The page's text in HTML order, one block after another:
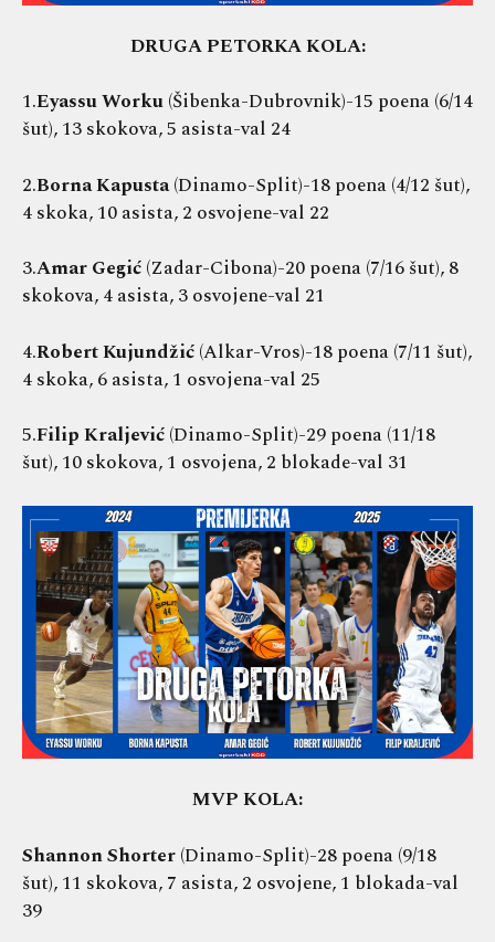
DRUGA PETORKA KOLA:
1.Eyassu Worku(Šibenka-Dubrovnik)-15 poena (6/14
šut), 13 skokova, 5 asista-val 24
2.Borna Kapusta(Dinamo-Split)-18 poena (4/12 šut),
4 skoka, 10 asista, 2 osvojene-val 22
3.Amar Gegić(Zadar-Cibona)-20 poena (7/16 šut), 8
skokova, 4 asista, 3 osvojene-val 21
4.Robert Kujundžić(Alkar-Vros)-18 poena (7/11 šut),
4 skoka, 6 asista, 1 osvojena-val 25
5.Filip Kraljević(Dinamo-Split)-29 poena (11/18
šut), 10 skokova, 1 osvojena, 2 blokade-val 31
MVP KOLA:
Shannon Shorter(Dinamo-Split)-28 poena (9/18
šut), 11 skokova, 7 asista, 2 osvojene, 1 blokada-val
39